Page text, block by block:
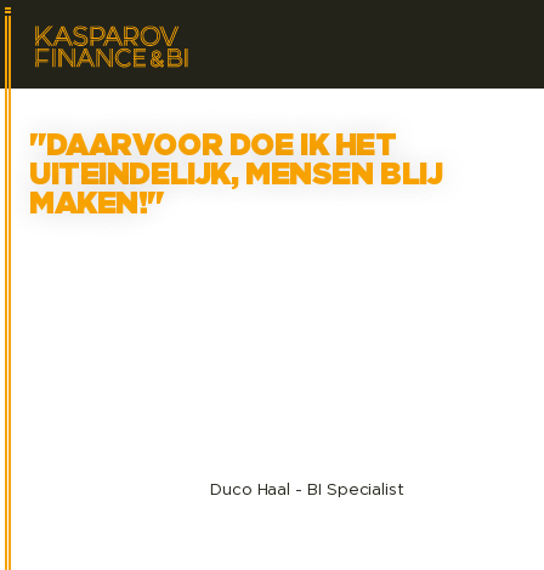
"DAARVOOR DOE IK HET
UITEINDELIJK, MENSEN BLIJ
MAKEN!"
Duco Haal - BI Specialist